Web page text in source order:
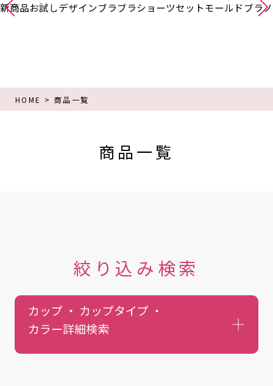
新商品お試しデザインブラブラショーツセットモールドブラ
HOME 商品一覧
商品一覧
絞り込み検索
カップ ・ カップタイプ ・
カラー詳細検索